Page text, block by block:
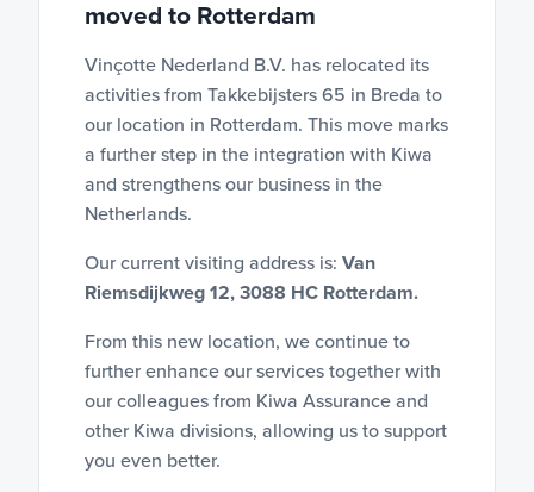
moved to Rotterdam
Vinçotte Nederland B.V. has relocated its
activities from Takkebijsters 65 in Breda to
our location in Rotterdam. This move marks
a further step in the integration with Kiwa
and strengthens our business in the
Netherlands.
Our current visiting address is: Van
Riemsdijkweg 12, 3088 HC Rotterdam.
From this new location, we continue to
further enhance our services together with
our colleagues from Kiwa Assurance and
other Kiwa divisions, allowing us to support
you even better.